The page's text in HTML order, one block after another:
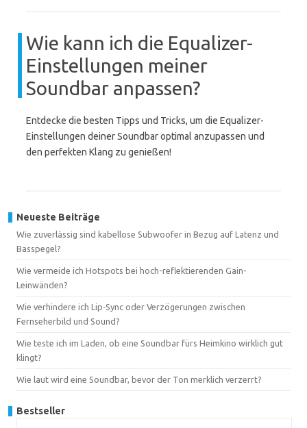
Wie kann ich die Equalizer-
Einstellungen meiner
Soundbar anpassen?
Entdecke die besten Tipps und Tricks, um die Equalizer-
Einstellungen deiner Soundbar optimal anzupassen und
den perfekten Klang zu genießen!
Neueste Beiträge
Wie zuverlässig sind kabellose Subwoofer in Bezug auf Latenz und
Basspegel?
Wie vermeide ich Hotspots bei hoch-reflektierenden Gain-
Leinwänden?
Wie verhindere ich Lip‑Sync oder Verzögerungen zwischen
Fernseherbild und Sound?
Wie teste ich im Laden, ob eine Soundbar fürs Heimkino wirklich gut
klingt?
Wie laut wird eine Soundbar, bevor der Ton merklich verzerrt?
Bestseller